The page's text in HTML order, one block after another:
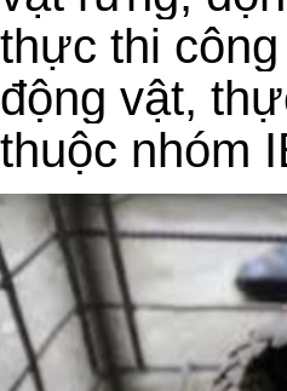
thực thi
động vật,
thuộc nhóm